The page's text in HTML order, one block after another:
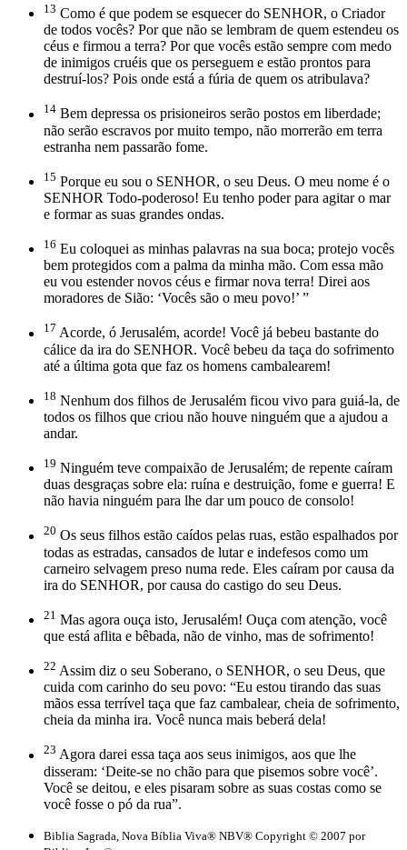
13 Como é que podem se esquecer do SENHOR, o Criador
de todos vocês? Por que não se lembram de quem estendeu os
céus e firmou a terra? Por que vocês estão sempre com medo
de inimigos cruéis que os perseguem e estão prontos para
destruí-los? Pois onde está a fúria de quem os atribulava?
14 Bem depressa os prisioneiros serão postos em liberdade;
não serão escravos por muito tempo, não morrerão em terra
estranha nem passarão fome.
15 Porque eu sou o SENHOR, o seu Deus. O meu nome é o
SENHOR Todo-poderoso! Eu tenho poder para agitar o mar
e formar as suas grandes ondas.
16 Eu coloquei as minhas palavras na sua boca; protejo vocês
bem protegidos com a palma da minha mão. Com essa mão
eu vou estender novos céus e firmar nova terra! Direi aos
moradores de Sião: ‘Vocês são o meu povo!’ ”
17 Acorde, ó Jerusalém, acorde! Você já bebeu bastante do
cálice da ira do SENHOR. Você bebeu da taça do sofrimento
até a última gota que faz os homens cambalearem!
18 Nenhum dos filhos de Jerusalém ficou vivo para guiá-la, de
todos os filhos que criou não houve ninguém que a ajudou a
andar.
19 Ninguém teve compaixão de Jerusalém; de repente caíram
duas desgraças sobre ela: ruína e destruição, fome e guerra! E
não havia ninguém para lhe dar um pouco de consolo!
20 Os seus filhos estão caídos pelas ruas, estão espalhados por
todas as estradas, cansados de lutar e indefesos como um
carneiro selvagem preso numa rede. Eles caíram por causa da
ira do SENHOR, por causa do castigo do seu Deus.
21 Mas agora ouça isto, Jerusalém! Ouça com atenção, você
que está aflita e bêbada, não de vinho, mas de sofrimento!
22 Assim diz o seu Soberano, o SENHOR, o seu Deus, que
cuida com carinho do seu povo: “Eu estou tirando das suas
mãos essa terrível taça que faz cambalear, cheia de sofrimento,
cheia da minha ira. Você nunca mais beberá dela!
23 Agora darei essa taça aos seus inimigos, aos que lhe
disseram: ‘Deite-se no chão para que pisemos sobre você’.
Você se deitou, e eles pisaram sobre as suas costas como se
você fosse o pó da rua”.
Biblia Sagrada, Nova Bíblia Viva® NBV® Copyright © 2007 por